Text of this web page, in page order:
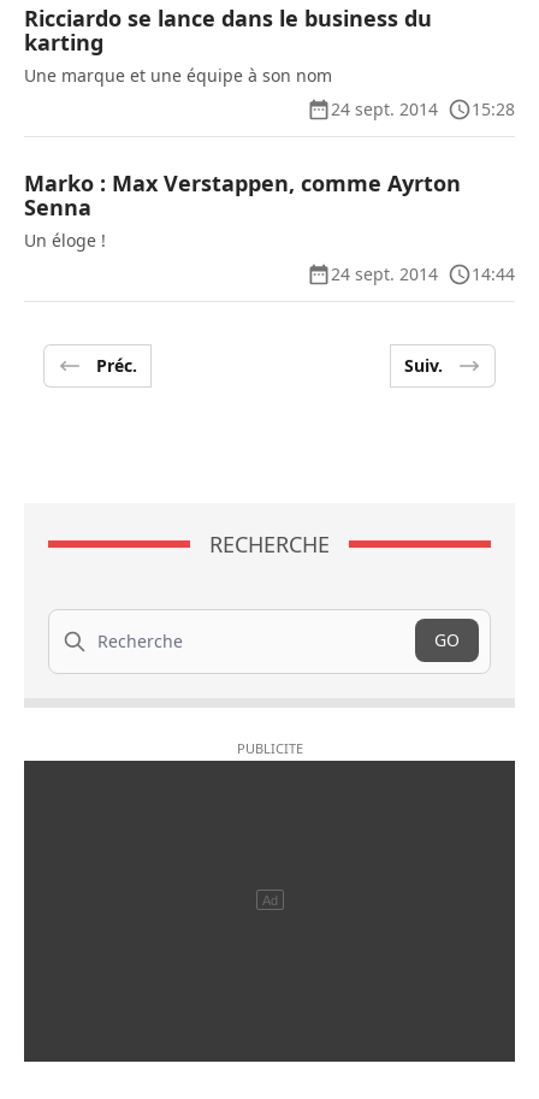
Ricciardo se lance dans le business du
karting
Une marque et une équipe à son nom
24 sept. 2014
15:28
Marko : Max Verstappen, comme Ayrton
Senna
Un éloge !
24 sept. 2014
14:44
Préc. Suiv.
RECHERCHE
Recherche
GO